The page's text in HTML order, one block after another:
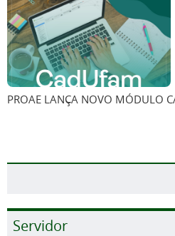
PROAE LANÇA NOVO MÓDULO
Servidor